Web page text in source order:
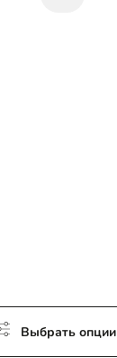
Выбрать опции